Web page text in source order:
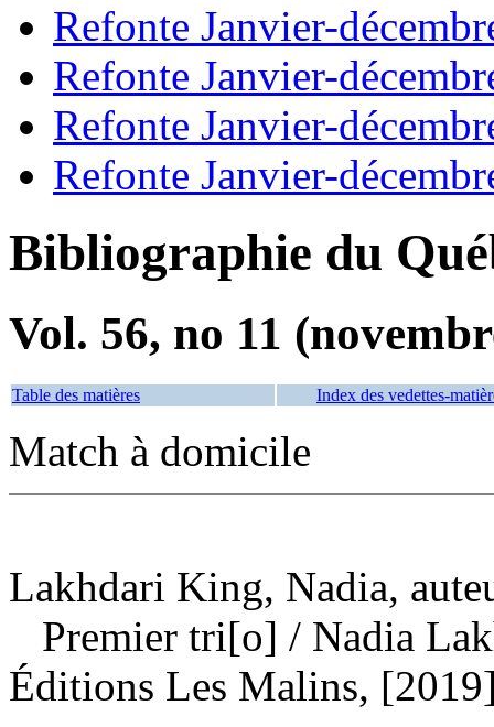
Refonte Janvier-
Refonte Janvier-
Refonte Janvier-
Refonte Janvier-
Bibliographie du
Vol. 56, no 11
Table des matières Index des vedettes-
Match à domicile
Lakhdari King, Nadia,
Premier tri[o] / Nadia
Éditions Les Malins,